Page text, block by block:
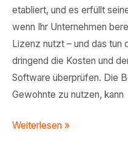
etabliert, und es erfüllt
wenn Ihr Unternehmen
Lizenz nutzt – und das tun
dringend die Kosten und
Software überprüfen. Die
Gewohnte zu nutzen, kann
Weiterlesen »